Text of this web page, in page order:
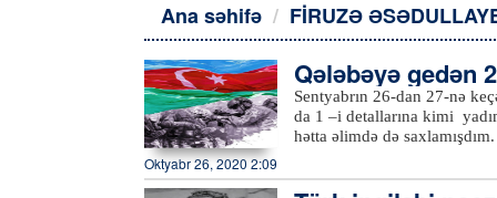
Ana səhifə FİRUZƏ
Qələbəyə gedən
Sentyabrın 26-dan 27-nə
da 1 –i detallarına kimi
hətta əlimdə də saxlamışdım. 27 Sentyabr 2020-ci il Səhər yuxudan durandan ürəyim
görmək səs deməkdir, yəni
Oktyabr 26, 2020 2:09